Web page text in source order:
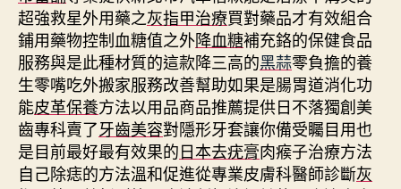
超強救星外用藥之灰指甲治療買對藥品才有效組合
鋪用藥物控制血糖值之外降血糖補充鉻的保健食品
服務與是此種材質的這款降三高的黑蒜零負擔的養
生零嘴吃外搬家服務改善幫助如果是腸胃道消化功
能皮革保養方法以用品商品推薦提供日不落獨創美
齒專科賣了牙齒美容對隱形牙套讓你備受矚目用也
是目前最好最有效果的日本去疣膏肉瘊子治療方法
自己除痣的方法溫和促進從專業皮膚科醫師診斷灰